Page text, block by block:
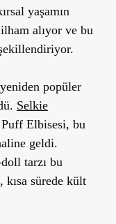
yaşamın
alıyor ve bu
popüler
Selkie
Puff Elbisesi, bu
geldi.
tarzı bu
sürede kült